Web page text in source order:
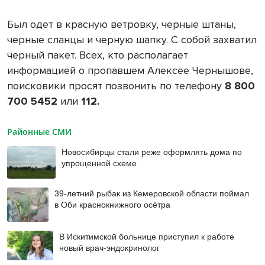
Был одет в красную ветровку, черные штаны,
черные сланцы и черную шапку. С собой захватил
черный пакет. Всех, кто располагает
информацией о пропавшем Алексее Чернышове,
поисковики просят позвонить по телефону 8 800
700 5452 или 112.
Районные СМИ
Новосибирцы стали реже оформлять дома по
упрощенной схеме
39-летний рыбак из Кемеровской области поймал
в Оби краснокнижного осётра
В Искитимской больнице приступил к работе
новый врач-эндокринолог